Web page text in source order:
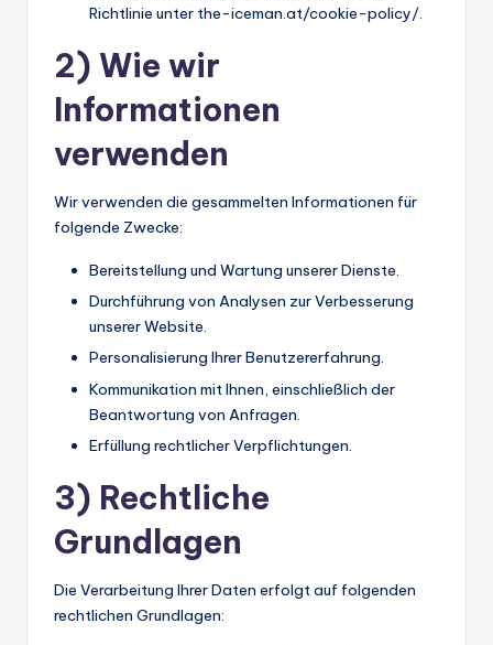
Richtlinie unter the-iceman.at/cookie-policy/.
2) Wie wir
Informationen
verwenden
Wir verwenden die gesammelten Informationen für
folgende Zwecke:
Bereitstellung und Wartung unserer Dienste.
Durchführung von Analysen zur Verbesserung
unserer Website.
Personalisierung Ihrer Benutzererfahrung.
Kommunikation mit Ihnen, einschließlich der
Beantwortung von Anfragen.
Erfüllung rechtlicher Verpflichtungen.
3) Rechtliche
Grundlagen
Die Verarbeitung Ihrer Daten erfolgt auf folgenden
rechtlichen Grundlagen: